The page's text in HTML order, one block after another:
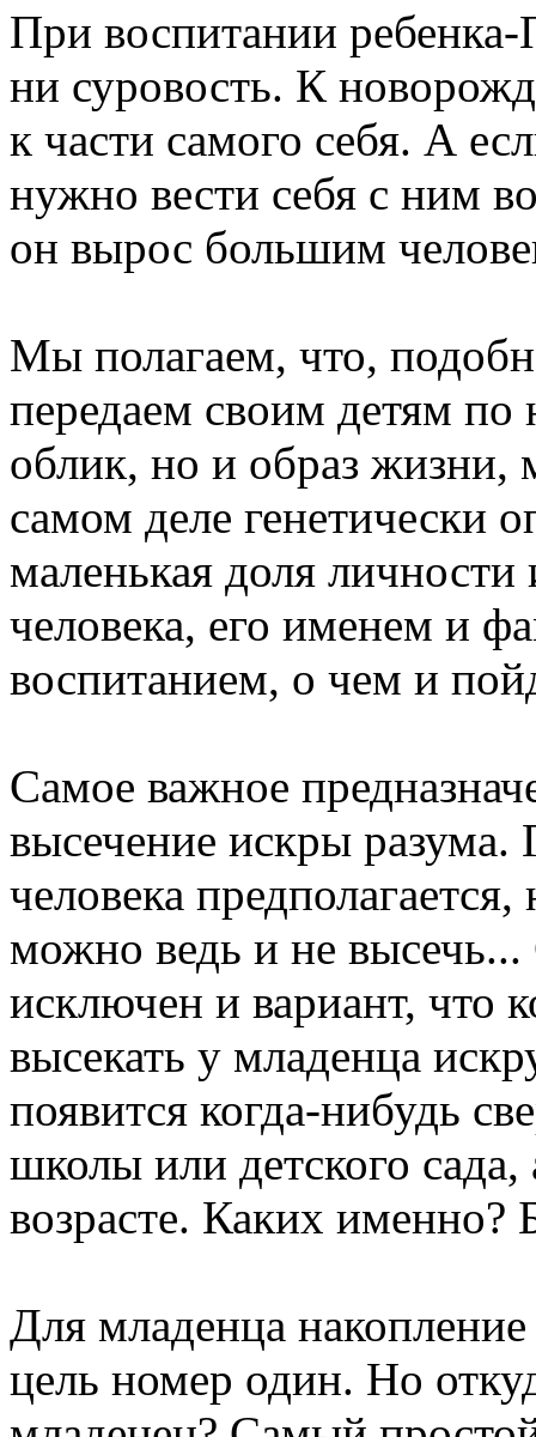
При воспитании ребенка-
ни суровость. К
к части самого себя. А
нужно вести себя с ним
он вырос большим
Мы полагаем, что,
передаем своим детям по
облик, но и образ жизни,
самом деле генетически
маленькая доля
человека, его именем и
воспитанием, о чем и
Самое важное
высечение искры разума.
человека
можно ведь и не
исключен и вариант, что
высекать у младенца
появится когда-нибудь
школы или детского сада,
возрасте. Каких именно?
Для младенца
цель номер один. Но